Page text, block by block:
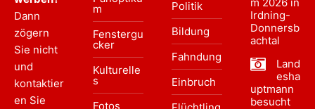
Dann
zögern
Sie nicht
und
kontaktier
en Sie
m
Fenstergu
cker
Kulturelle
s
Fotos
Politik
Bildung
Fahndung
Einbruch
Irdning-
Donnersb
achtal
Land
esha
uptmann
besucht